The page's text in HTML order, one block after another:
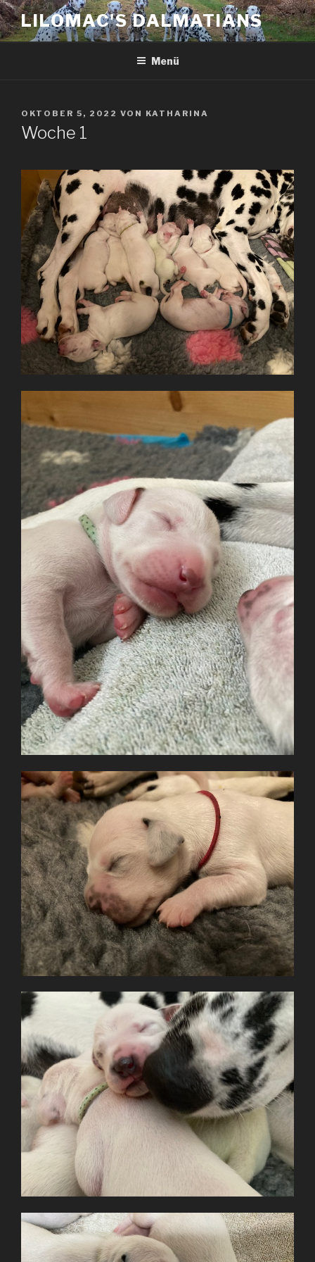
Zum
Inhalt
springen
LILOMAC'S DALMATIANS
Menü
VERÖFFENTLICHT
AM
OKTOBER 5, 2022 VON KATHARINA
Woche 1